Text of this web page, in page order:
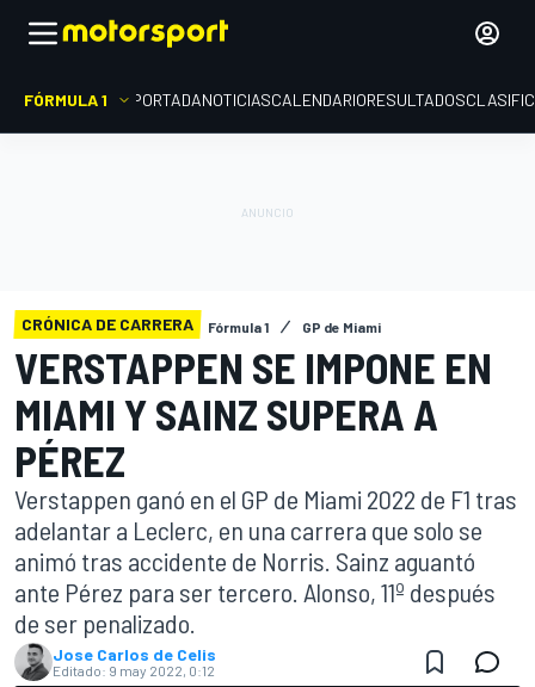
FÓRMULA 1 PORTADANOTICIASCALENDARIORESULTADOS
CRÓNICA DE CARRERA Fórmula 1 GP de Miami
VERSTAPPEN SE IMPONE EN
MIAMI Y SAINZ SUPERA A
PÉREZ
Verstappen ganó en el GP de Miami 2022 de F1 tras
adelantar a Leclerc, en una carrera que solo se
animó tras accidente de Norris. Sainz aguantó
ante Pérez para ser tercero. Alonso, 11º después
de ser penalizado.
Jose Carlos de Celis
Editado: 9 may 2022, 0:12